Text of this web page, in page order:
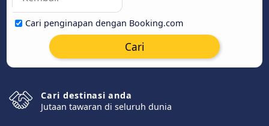
Cari penginapan dengan Booking.com
Cari
Cari destinasi anda
Jutaan tawaran di seluruh dunia